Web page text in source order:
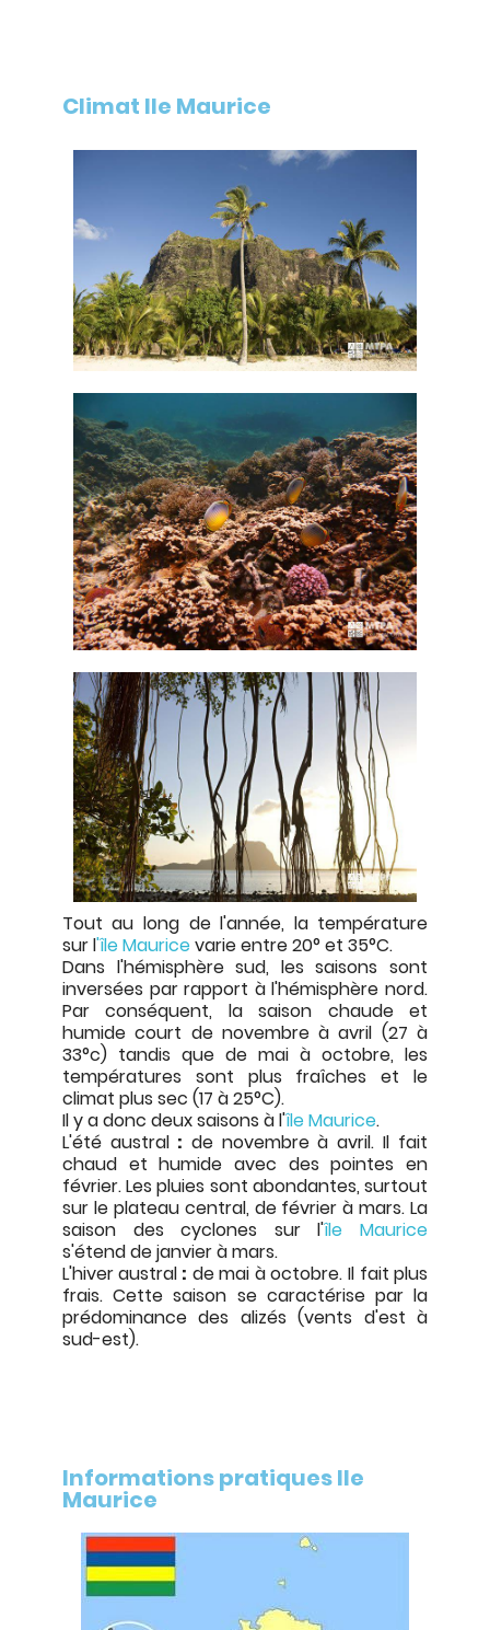
Climat Ile Maurice
Tout au long de l'année, la température
sur l'île Mauricevarie entre 20° et 35°C.
Dans l'hémisphère sud, les saisons sont
inversées par rapport à l'hémisphère nord.
Par conséquent, la saison chaude et
humide court de novembre à avril (27 à
33°c) tandis que de mai à octobre, les
températures sont plus fraîches et le
climat plus sec (17 à 25°C).
Il y a donc deux saisons à l'île Maurice.
L'été austral: de novembre à avril. Il fait
chaud et humide avec des pointes en
février. Les pluies sont abondantes, surtout
sur le plateau central, de février à mars. La
saison des cyclones sur l'île Maurice
s'étend de janvier à mars.
L'hiver austral : de mai à octobre. Il fait plus
frais. Cette saison se caractérise par la
prédominance des alizés (vents d'est à
sud-est).
Informations pratiques Ile
Maurice